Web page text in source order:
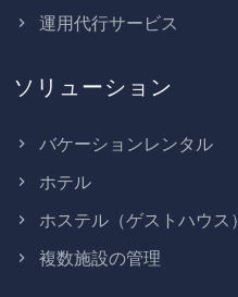
運用代行サービス
ソリューション
バケーションレンタル
ホテル
ホステル（ゲストハウス）
複数施設の管理